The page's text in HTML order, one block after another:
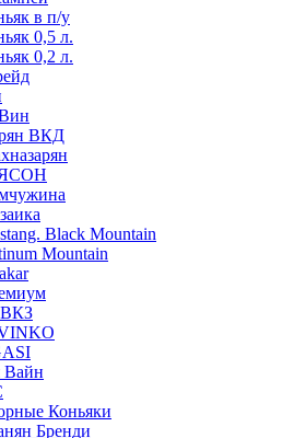
в п/у
0,5 л.
0,2 л.
ВКД
Black Mountain
Mountain
ВКЗ
Вайн
Коньяки
Бренди